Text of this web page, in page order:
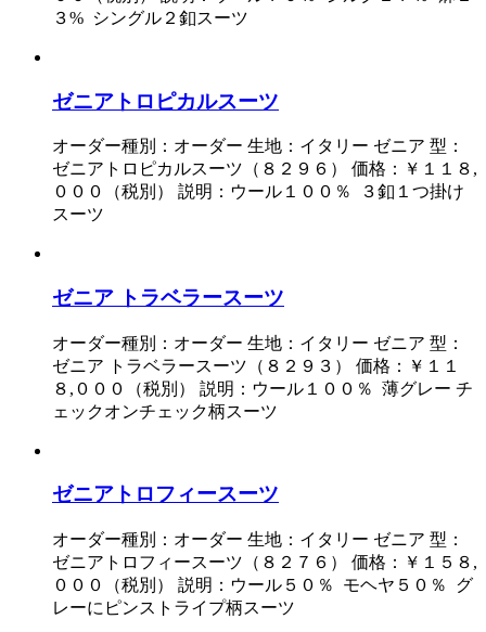
３% シングル２釦スーツ
ゼニアトロピカルスーツ
オーダー種別：オーダー 生地：イタリー ゼニア 型：
ゼニアトロピカルスーツ（８２９６） 価格：￥１１８,
０００（税別） 説明：ウール１００％ ３釦１つ掛け
スーツ
ゼニア トラベラースーツ
オーダー種別：オーダー 生地：イタリー ゼニア 型：
ゼニア トラベラースーツ（８２９３） 価格：￥１１
８,０００（税別） 説明：ウール１００％ 薄グレー チ
ェックオンチェック柄スーツ
ゼニアトロフィースーツ
オーダー種別：オーダー 生地：イタリー ゼニア 型：
ゼニアトロフィースーツ（８２７６） 価格：￥１５８,
０００（税別） 説明：ウール５０％ モヘヤ５０％ グ
レーにピンストライプ柄スーツ